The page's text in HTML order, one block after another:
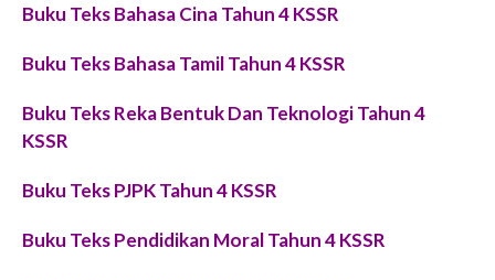
Buku Teks Bahasa Cina Tahun 4 KSSR
Buku Teks Bahasa Tamil Tahun 4 KSSR
Buku Teks Reka Bentuk Dan Teknologi Tahun 4
KSSR
Buku Teks PJPK Tahun 4 KSSR
Buku Teks Pendidikan Moral Tahun 4 KSSR